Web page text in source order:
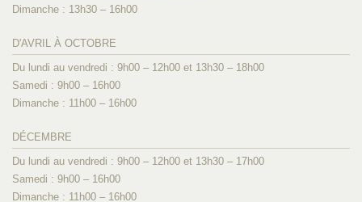
Dimanche : 13h30 – 16h00
D'AVRIL À OCTOBRE
Du lundi au vendredi : 9h00 – 12h00 et 13h30 – 18h00
Samedi : 9h00 – 16h00
Dimanche : 11h00 – 16h00
DÉCEMBRE
Du lundi au vendredi : 9h00 – 12h00 et 13h30 – 17h00
Samedi : 9h00 – 16h00
Dimanche : 11h00 – 16h00